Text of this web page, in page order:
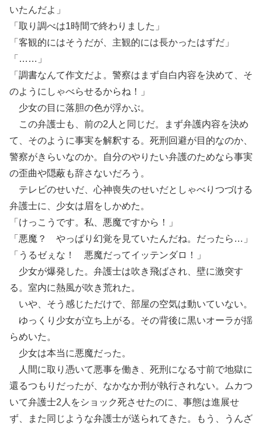
いたんだよ」
「取り調べは1時間で終わりました」
「客観的にはそうだが、主観的には長かったはずだ」
「……」
「調書なんて作文だよ。警察はまず自白内容を決めて、そ
のようにしゃべらせるからね！」
少女の目に落胆の色が浮かぶ。
この弁護士も、前の2人と同じだ。まず弁護内容を決め
て、そのように事実を解釈する。死刑回避が目的なのか、
警察がきらいなのか。自分のやりたい弁護のためなら事実
の歪曲や隠蔽も辞さないだろう。
テレビのせいだ、心神喪失のせいだとしゃべりつづける
弁護士に、少女は眉をしかめた。
「けっこうです。私、悪魔ですから！」
「悪魔？ やっぱり幻覚を見ていたんだね。だったら…」
「うるゼぇな！ 悪魔だってイッテンダロ！」
少女が爆発した。弁護士は吹き飛ばされ、壁に激突す
る。室内に熱風が吹き荒れた。
いや、そう感じただけで、部屋の空気は動いていない。
ゆっくり少女が立ち上がる。その背後に黒いオーラが揺
らめいた。
少女は本当に悪魔だった。
人間に取り憑いて悪事を働き、死刑になる寸前で地獄に
還るつもりだったが、なかなか刑が執行されない。ムカつ
いて弁護士2人をショック死させたのに、事態は進展せ
ず、また同じような弁護士が送られてきた。もう、うんざ